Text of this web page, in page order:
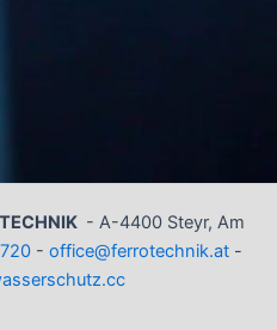
- A-4400 Steyr, Am
- office@ferrotechnik.at-